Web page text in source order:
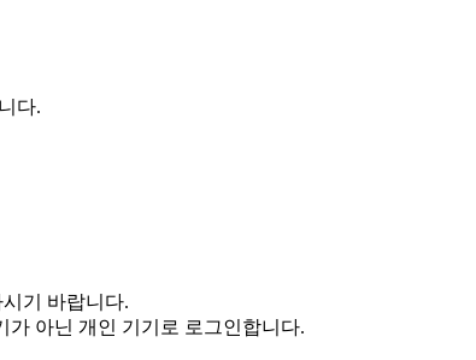
다.
기 바랍니다.
아닌 개인 기기로 로그인합니다.